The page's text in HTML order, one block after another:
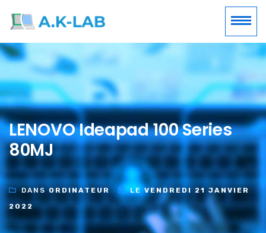
LENOVO Ideapad 100 Series
80MJ
DANSORDINATEUR LE VENDREDI 21 JANVIER
2022